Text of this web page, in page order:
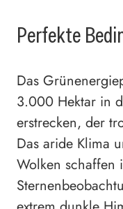
Perfekte
Das
3.000 Hektar in
erstrecken, der
Das aride Klima
Wolken schaffen